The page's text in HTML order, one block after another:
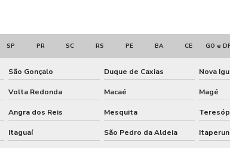
SP PR SC RS PE BA CE GO e
São Gonçalo Duque de Caxias Nova
Volta Redonda Macaé Magé
Angra dos Reis Mesquita
Itaguaí São Pedro da Aldeia